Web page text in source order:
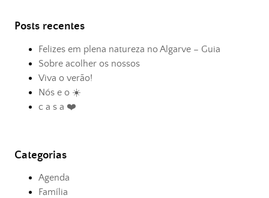
Posts recentes
Felizes em plena natureza no Algarve – Guia
Sobre acolher os nossos
Viva o verão!
Nós e o ☀️
c a s a ❤️
Categorias
Agenda
Família